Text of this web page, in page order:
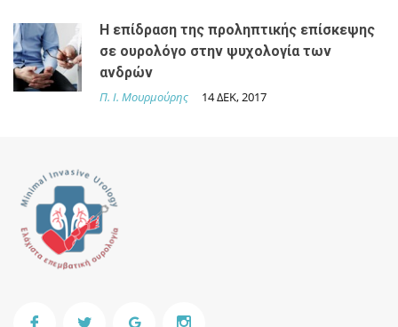
Η επίδραση της προληπτικής επίσκεψης
σε ουρολόγο στην ψυχολογία των
ανδρών
Π. Ι. Μουρμούρης 14 ΔΕΚ, 2017